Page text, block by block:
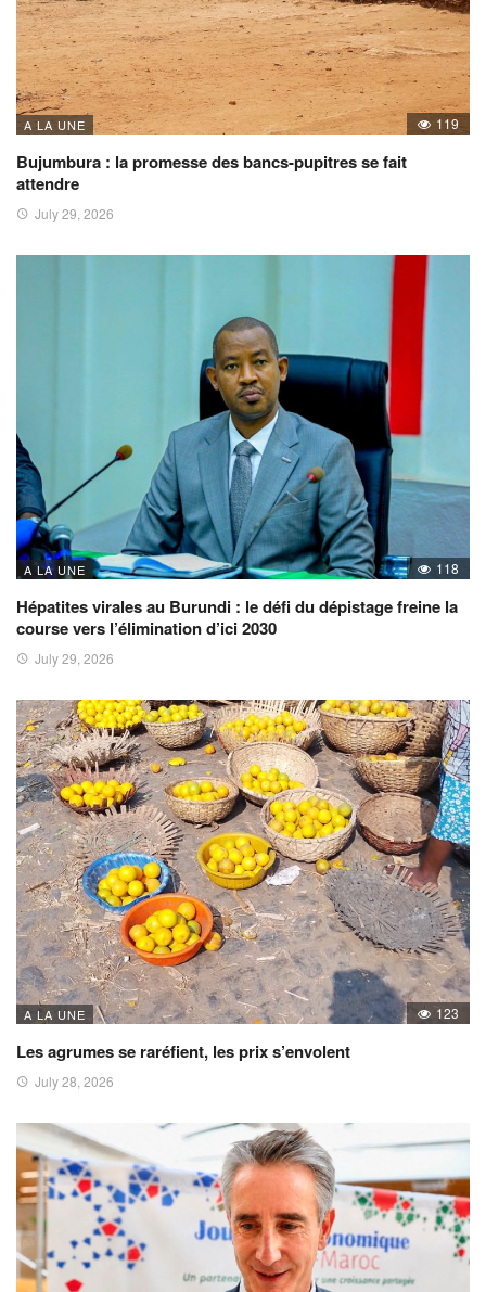
A LA UNE 119
Bujumbura : la promesse des bancs-pupitres se fait
attendre
July 29, 2026
A LA UNE 118
Hépatites virales au Burundi : le défi du dépistage freine la
course vers l’élimination d’ici 2030
July 29, 2026
A LA UNE 123
Les agrumes se raréfient, les prix s’envolent
July 28, 2026